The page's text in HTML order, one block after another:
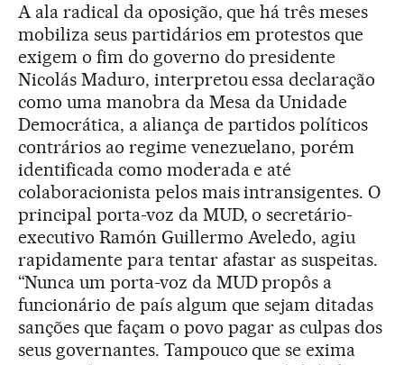
A ala radical da oposição, que há três meses
mobiliza seus partidários em protestos que
exigem o fim do governo do presidente
Nicolás Maduro, interpretou essa declaração
como uma manobra da Mesa da Unidade
Democrática, a aliança de partidos políticos
contrários ao regime venezuelano, porém
identificada como moderada e até
colaboracionista pelos mais intransigentes. O
principal porta-voz da MUD, o secretário-
executivo Ramón Guillermo Aveledo, agiu
rapidamente para tentar afastar as suspeitas.
“Nunca um porta-voz da MUD propôs a
funcionário de país algum que sejam ditadas
sanções que façam o povo pagar as culpas dos
seus governantes. Tampouco que se exima